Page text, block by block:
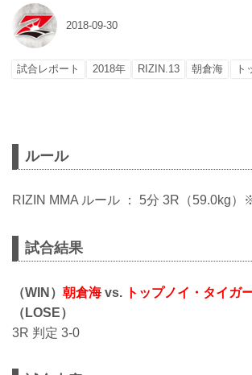
2018-09-30
試合レポート 2018年 RIZIN.13 朝倉海 ト
ルール
RIZIN MMA ルール ： 5分 3R（59.0kg）
試合結果
（WIN） 朝倉海vs.
トップノイ・タイガ
（LOSE）
3R 判定 3-0